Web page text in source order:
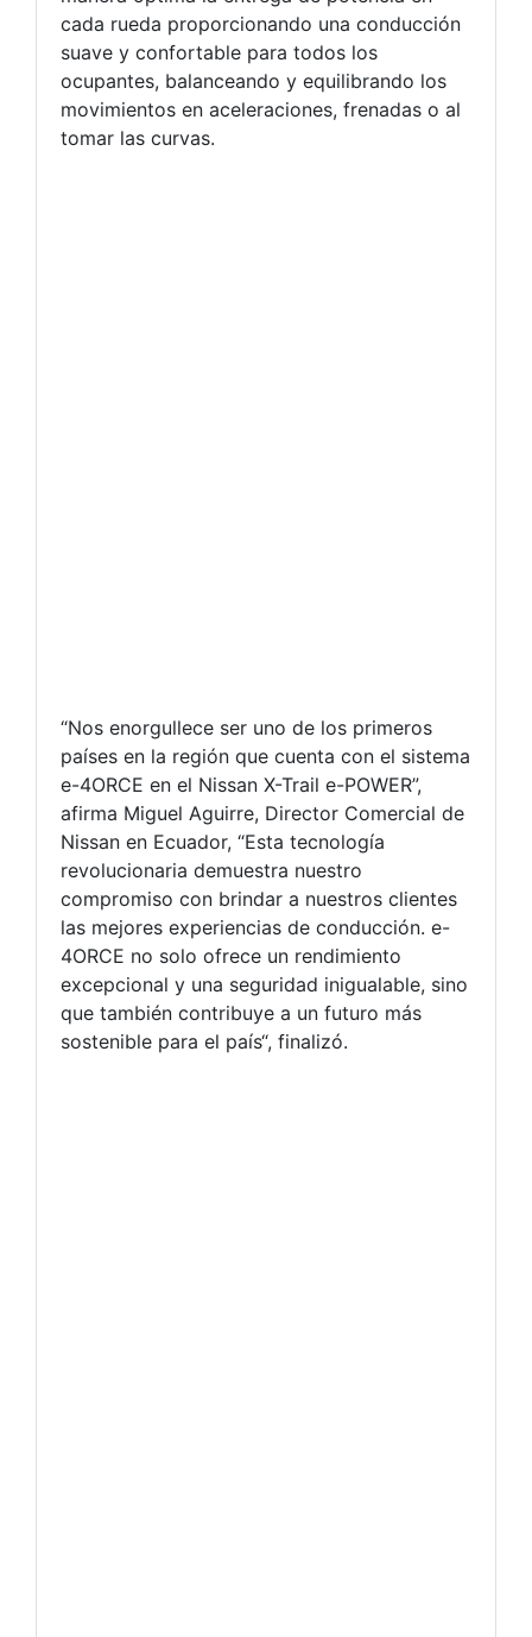
cada rueda proporcionando una conducción
suave y confortable para todos los
ocupantes, balanceando y equilibrando los
movimientos en aceleraciones, frenadas o al
tomar las curvas.
“Nos enorgullece ser uno de los primeros
países en la región que cuenta con el sistema
e-4ORCE en el Nissan X-Trail e-POWER”,
afirma Miguel Aguirre, Director Comercial de
Nissan en Ecuador, “Esta tecnología
revolucionaria demuestra nuestro
compromiso con brindar a nuestros clientes
las mejores experiencias de conducción. e-
4ORCE no solo ofrece un rendimiento
excepcional y una seguridad inigualable, sino
que también contribuye a un futuro más
sostenible para el país“, finalizó.